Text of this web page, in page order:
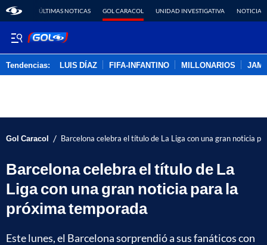
ÚLTIMAS NOTICAS GOL CARACOL UNIDAD INVESTIGATIVA NOTICIAS
Tendencias: LUIS DÍAZ FIFA-INFANTINO MILLONARIOS
Gol Caracol / Barcelona celebra el título de La Liga con una gran noticia
Barcelona celebra el título de La
Liga con una gran noticia para la
próxima temporada
Este lunes, el Barcelona sorprendió a sus fanáticos con